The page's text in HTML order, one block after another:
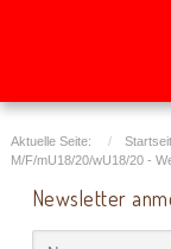
Aktuelle Seite:
M/F/mU18/20/wU18/20 -
Newsletter